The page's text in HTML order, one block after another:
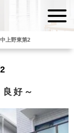
上野東第2
好～